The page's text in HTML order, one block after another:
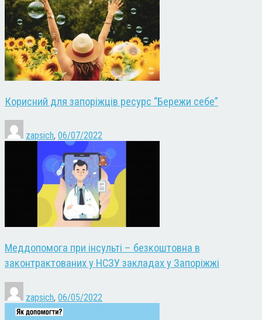
Корисний для запоріжців ресурс “Бережи себе”
zapsich, 06/07/2022
Меддопомога при інсульті – безкоштовна в
законтрактованих у НСЗУ закладах у Запоріжжі
zapsich, 06/05/2022